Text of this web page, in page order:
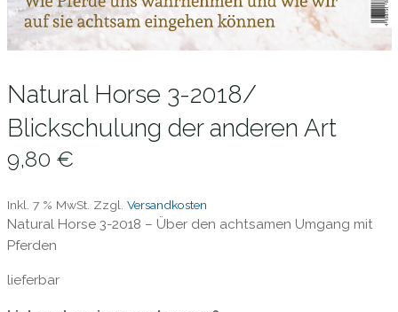
Natural Horse 3-2018/
Blickschulung der anderen Art
9,80 €
Inkl. 7 % MwSt. Zzgl. Versandkosten
Natural Horse 3-2018 – Über den achtsamen Umgang mit
Pferden
lieferbar